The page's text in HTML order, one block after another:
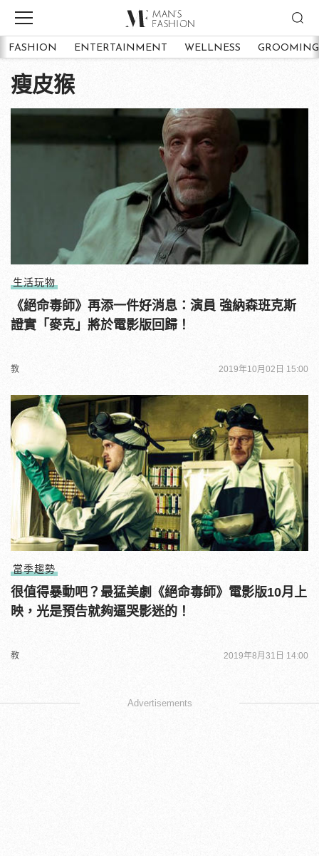
FASHION ENTERTAINMENT WELLNESS GROOMING
瘦皮猴
生活玩物
《絕命毒師》再添一件好消息：演員 強納森班克斯
證實「麥克」將於電影版回歸！
教 2019年10月02日 15:00
當季趨勢
很值得暴動吧？最猛美劇《絕命毒師》電影版10月上
映，光是預告就夠逼哭影迷的！
教 2019年8月31日 14:00
Advertisements